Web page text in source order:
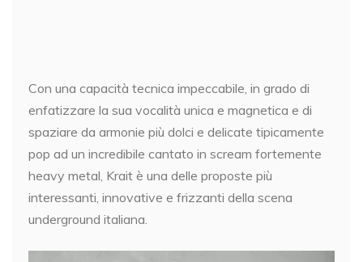
Con una capacità tecnica impeccabile, in grado di
enfatizzare la sua vocalità unica e magnetica e di
spaziare da armonie più dolci e delicate tipicamente
pop ad un incredibile cantato in scream fortemente
heavy metal, Krait è una delle proposte più
interessanti, innovative e frizzanti della scena
underground italiana.